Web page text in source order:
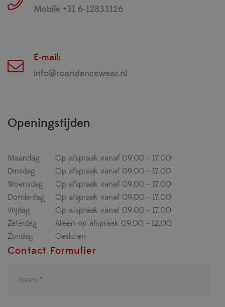
Mobile +31 6-12833126
E-mail:
info@roandancewear.nl
Openingstijden
Maandag
Op afspraak vanaf 09.00 - 17.00
Dinsdag
Op afspraak vanaf 09.00 - 17.00
Woensdag
Op afspraak vanaf 09.00 - 17.00
Donderdag
Op afspraak vanaf 09.00 - 17.00
Vrijdag
Op afspraak vanaf 09.00 - 17.00
Zaterdag
Alleen op afspraak 09.00 - 12.00
Zondag
Gesloten
Contact Formulier